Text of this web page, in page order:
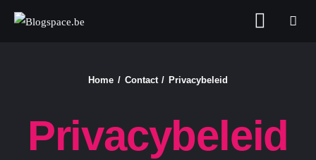
Privacybeleid
Home Contact Privacybeleid
FOOD